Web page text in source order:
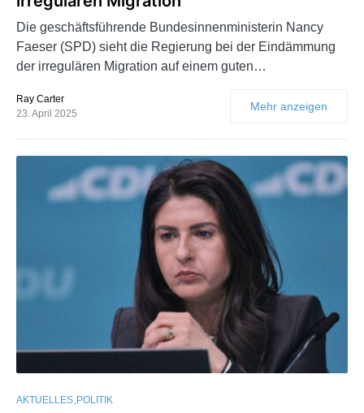
Die geschäftsführende Bundesinnenministerin Nancy
Faeser (SPD) sieht die Regierung bei der Eindämmung
der irregulären Migration auf einem guten…
Ray Carter
23. April 2025
Mehr anzeigen
AKTUELLES POLITIK